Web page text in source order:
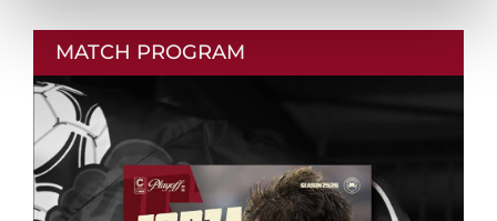
MATCH PROGRAM